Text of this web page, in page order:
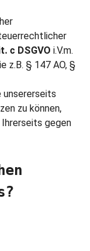
c DSGVO i.V.m.
z.B. § 147 AO, §
unsererseits
zu können,
gegen